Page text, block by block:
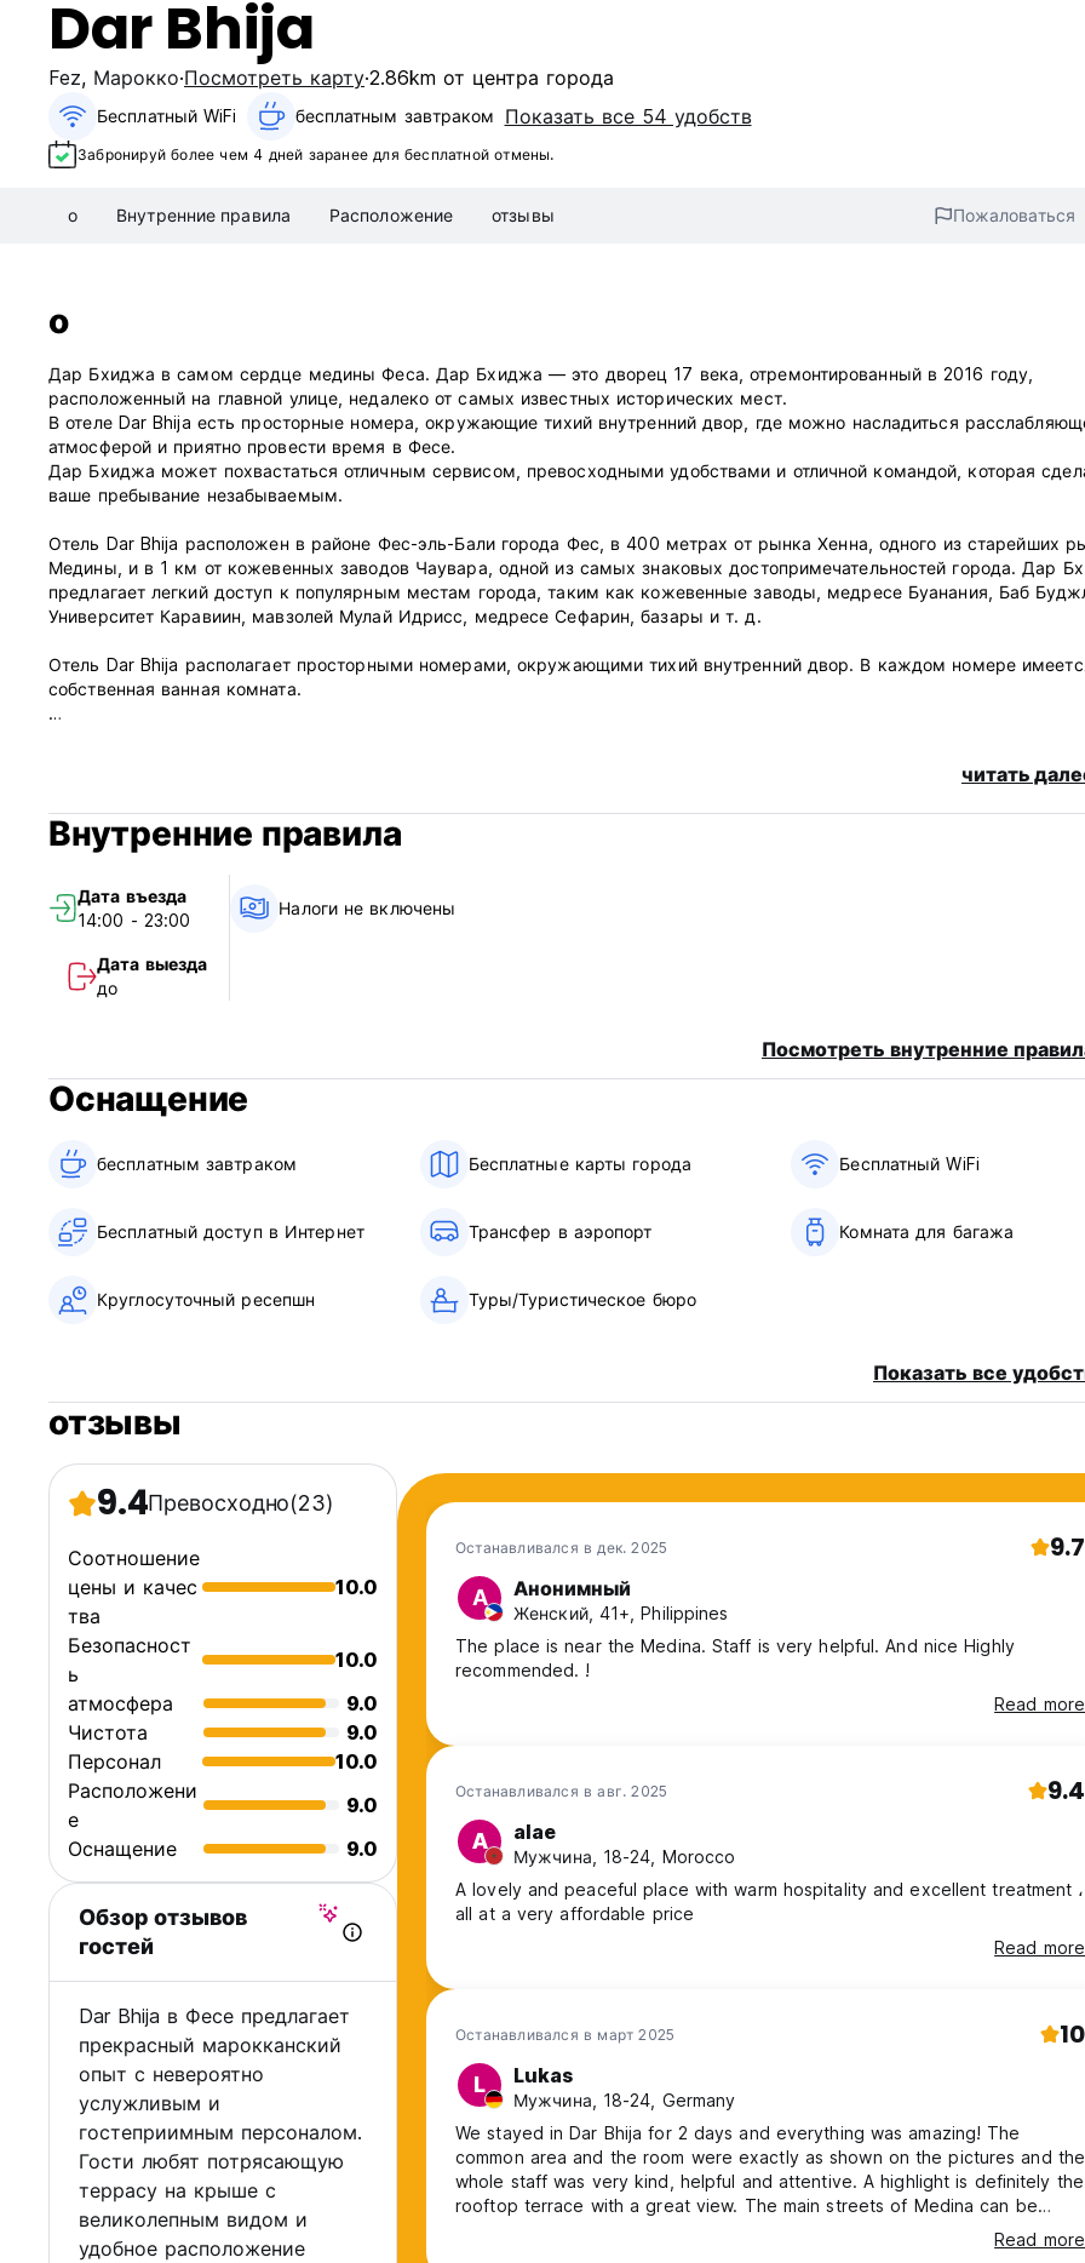
Dar Bhija
Fez, Марокко Посмотреть карту 2.86km от центра города
Бесплатный WiFi бесплатным завтраком‎ Показать все 54 удобств
Забронируй более чем 4 дней заранее для бесплатной отмены.
о Внутренние правила Расположение отзывы Пожаловаться
о
Дар Бхиджа в самом сердце медины Феса. Дар Бхиджа — это дворец 17 века, отремонтированный в 2016 году,
расположенный на главной улице, недалеко от самых известных исторических мест.
В отеле Dar Bhija есть просторные номера, окружающие тихий внутренний двор, где можно насладиться
атмосферой и приятно провести время в Фесе.
Дар Бхиджа может похвастаться отличным сервисом, превосходными удобствами и отличной командой, которая
ваше пребывание незабываемым.
Отель Dar Bhija расположен в районе Фес-эль-Бали города Фес, в 400 метрах от рынка Хенна, одного из старейших
Медины, и в 1 км от кожевенных заводов Чаувара, одной из самых знаковых достопримечательностей города. Дар
предлагает легкий доступ к популярным местам города, таким как кожевенные заводы, медресе Буанания, Баб
Университет Каравиин, мавзолей Мулай Идрисс, медресе Сефарин, базары и т. д.
Отель Dar Bhija располагает просторными номерами, окружающими тихий внутренний двор. В каждом номере
собственная ванная комната.
Выезд с 8:00 до 12:00.
Политика отмены: за 72 часа до прибытия. Оплата по прибытии кредитными картами. Этот объект размещения может
Налоги не включены: налог на проживание 2 евро с человека за ночь.
Завтрак включен.
Общий:
(Auto-translated from original language)
читать
Внутренние правила
Дата въезда
14:00 - 23:00
Дата выезда
до
Налоги не включены
Посмотреть внутренние
Оснащение
бесплатным завтраком‎ Бесплатные карты города Бесплатный WiFi
Бесплатный доступ в Интернет Трансфер в аэропорт Комната для багажа
Круглосуточный ресепшн Туры/Туристическое бюро
Показать все
отзывы
9.4Превосходно(23)
Соотношение
цены и качес
тва
10.0
Безопасност
ь
10.0
атмосфера
9.0
Чистота
9.0
Персонал
10.0
Расположени
е
9.0
Оснащение
9.0
Обзор отзывов
гостей
Dar Bhija в Фесе предлагает
прекрасный марокканский
опыт с невероятно
услужливым и
гостеприимным персоналом.
Гости любят потрясающую
террасу на крыше с
великолепным видом и
удобное расположение
Останавливался в дек. 2025 9.7
А Анонимный
Женский, 41+, Philippines
The place is near the Medina. Staff is very helpful. And nice Highly
recommended. !
Read more
Останавливался в авг. 2025 9.4
A alae
Мужчина, 18-24, Morocco
A lovely and peaceful place with warm hospitality and excellent treatment ،
all at a very affordable price
Read more
Останавливался в март 2025 10
L Lukas
Мужчина, 18-24, Germany
We stayed in Dar Bhija for 2 days and everything was amazing! The
common area and the room were exactly as shown on the pictures and the
whole staff was very kind, helpful and attentive. A highlight is definitely the
rooftop terrace with a great view. The main streets of Medina can be
reached within 5 minutes and there is an amazing Falafel place (andRead more